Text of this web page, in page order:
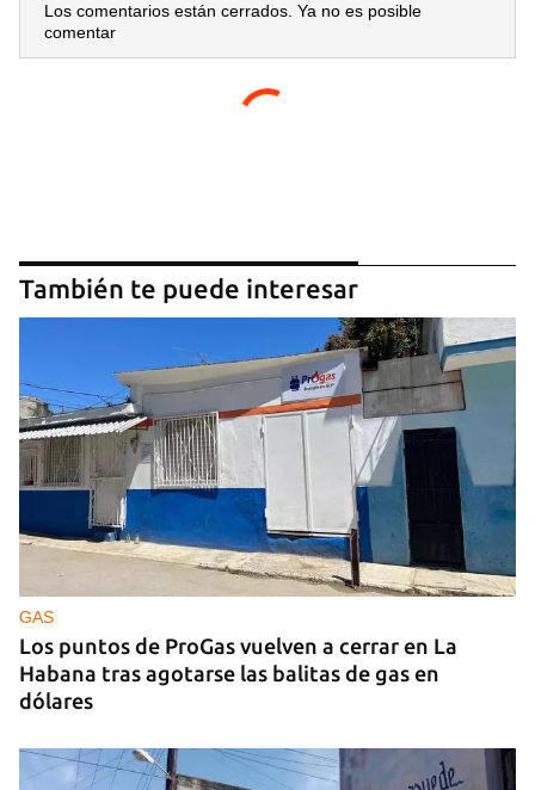
Los comentarios están cerrados. Ya no es posible
comentar
También te puede interesar
GAS
Los puntos de ProGas vuelven a cerrar en La
Habana tras agotarse las balitas de gas en
dólares